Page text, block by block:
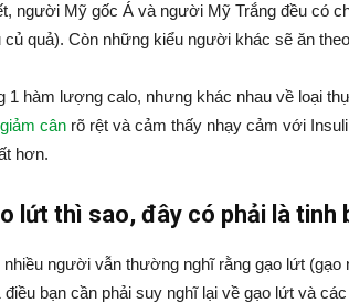
người Mỹ gốc Á và người Mỹ Trắng đều có
củ quả). Còn những kiểu người khác sẽ ăn
1 hàm lượng calo, nhưng khác nhau về loại
giảm cân rõ rệt và cảm thấy nhạy cảm với
hơn.
lứt thì sao, đây có phải là tinh
người vẫn thường nghĩ rằng gạo lứt (gạo
điều bạn cần phải suy nghĩ lại về gạo lứt và